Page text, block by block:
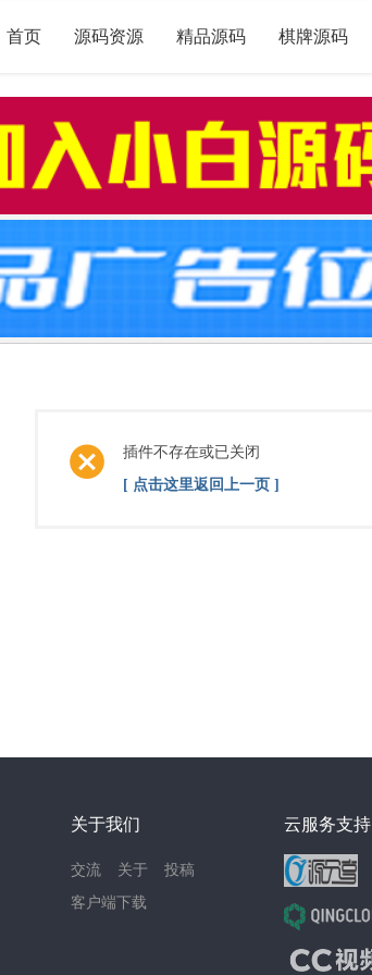
首页 源码资源 精品源码 棋牌源码
插件不存在或已关闭
[ 点击这里返回上一页 ]
关于我们
交流 关于
投稿
客户端下载
云服务支持